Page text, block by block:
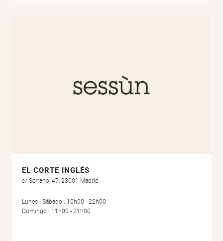
EL CORTE INGLÉS
c/ Serrano, 47, 28001 Madrid
Lunes - Sábado : 10h00 - 22h00
Domingo : 11h00 - 21h00